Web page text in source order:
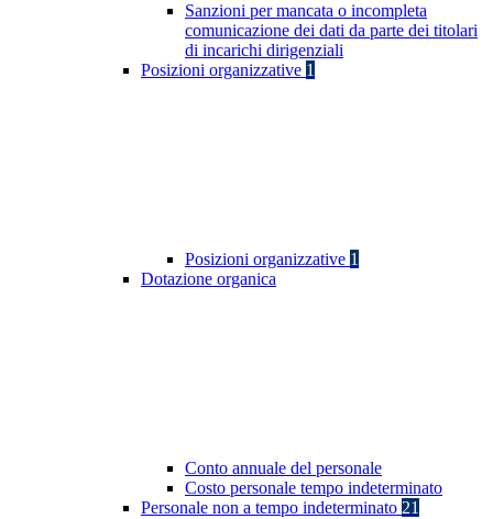
Sanzioni per mancata o incompleta
comunicazione dei dati da parte dei titolari
di incarichi dirigenziali
Posizioni organizzative 1
Posizioni organizzative 1
Dotazione organica
Conto annuale del personale
Costo personale tempo indeterminato
Personale non a tempo indeterminato 21